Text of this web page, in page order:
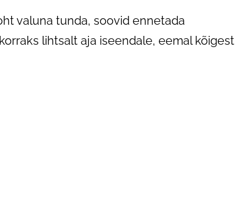
valuna tunda, soovid ennetada
lihtsalt aja iseendale, eemal kõigest